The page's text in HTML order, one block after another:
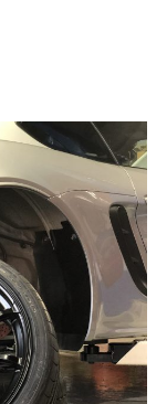
s
p
o
r
t